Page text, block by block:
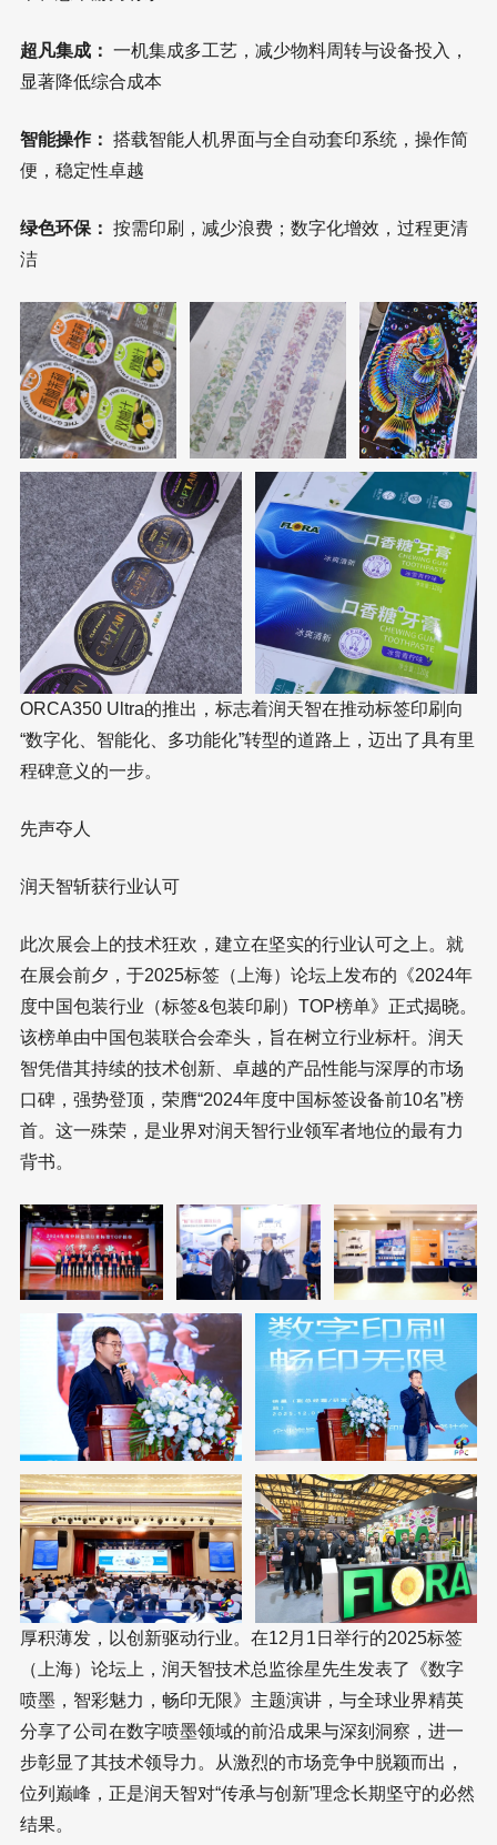
超凡集成： 一机集成多工艺，减少物料周转与设备投入，
显著降低综合成本
智能操作： 搭载智能人机界面与全自动套印系统，操作简
便，稳定性卓越
绿色环保： 按需印刷，减少浪费；数字化增效，过程更清
洁
ORCA350 Ultra的推出，标志着润天智在推动标签印刷向
“数字化、智能化、多功能化”转型的道路上，迈出了具有里
程碑意义的一步。
先声夺人
润天智斩获行业认可
此次展会上的技术狂欢，建立在坚实的行业认可之上。就
在展会前夕，于2025标签（上海）论坛上发布的《2024年
度中国包装行业（标签&包装印刷）TOP榜单》正式揭晓。
该榜单由中国包装联合会牵头，旨在树立行业标杆。润天
智凭借其持续的技术创新、卓越的产品性能与深厚的市场
口碑，强势登顶，荣膺“2024年度中国标签设备前10名”榜
首。这一殊荣，是业界对润天智行业领军者地位的最有力
背书。
厚积薄发，以创新驱动行业。在12月1日举行的2025标签
（上海）论坛上，润天智技术总监徐星先生发表了《数字
喷墨，智彩魅力，畅印无限》主题演讲，与全球业界精英
分享了公司在数字喷墨领域的前沿成果与深刻洞察，进一
步彰显了其技术领导力。从激烈的市场竞争中脱颖而出，
位列巅峰，正是润天智对“传承与创新”理念长期坚守的必然
结果。